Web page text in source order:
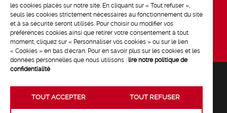
les cookies placés sur notre site. En cliquant sur « Tout refuser »,
seuls les cookies strictement nécessaires au fonctionnement du site
et à sa sécurité seront utilisés. Pour choisir ou modifier vos
préférences cookies ainsi que retirer votre consentement à tout
moment, cliquez sur « Personnaliser vos cookies » ou sur le lien
« Cookies » en bas d'écran. Pour en savoir plus sur les cookies et les
données personnelles que nous utilisons : lire notre politique de
confidentialité
TOUT ACCEPTER TOUT REFUSER